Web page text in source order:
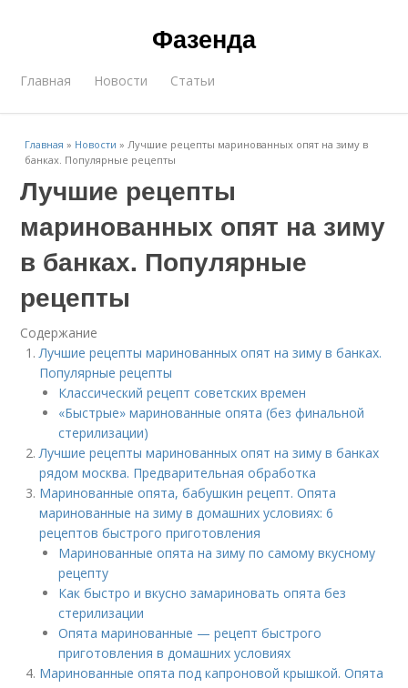
Фазенда
Главная Новости Статьи
Главная » Новости »Лучшие рецепты маринованных опят на зиму в
банках. Популярные рецепты
Лучшие рецепты
маринованных опят на зиму
в банках. Популярные
рецепты
Содержание
Лучшие рецепты маринованных опят на зиму в банках.
Популярные рецепты
Классический рецепт советских времен
«Быстрые» маринованные опята (без финальной
стерилизации)
Лучшие рецепты маринованных опят на зиму в банках
рядом москва. Предварительная обработка
Маринованные опята, бабушкин рецепт. Опята
маринованные на зиму в домашних условиях: 6
рецептов быстрого приготовления
Маринованные опята на зиму по самому вкусному
рецепту
Как быстро и вкусно замариновать опята без
стерилизации
Опята маринованные — рецепт быстрого
приготовления в домашних условиях
Маринованные опята под капроновой крышкой. Опята